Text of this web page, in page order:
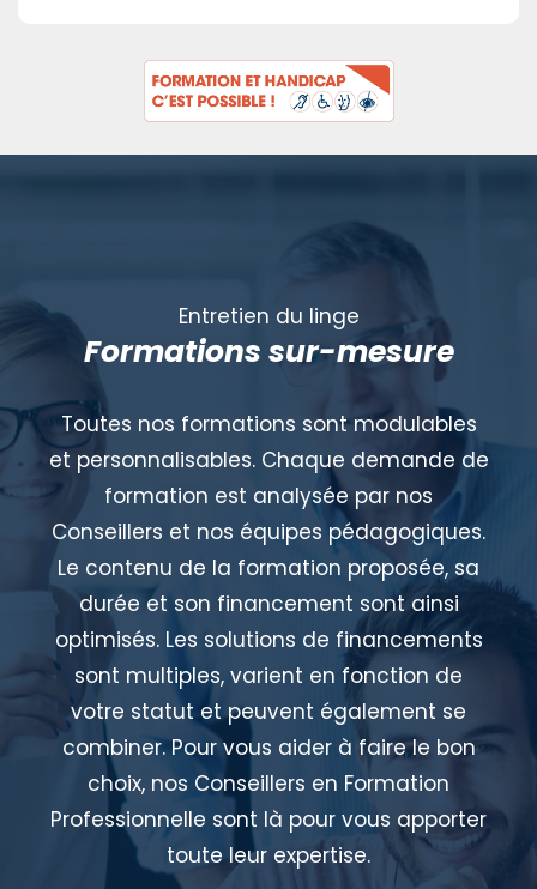
Entretien du linge
Formations sur-mesure
Toutes nos formations sont modulables
et personnalisables. Chaque demande de
formation est analysée par nos
Conseillers et nos équipes pédagogiques.
Le contenu de la formation proposée, sa
durée et son financement sont ainsi
optimisés. Les solutions de financements
sont multiples, varient en fonction de
votre statut et peuvent également se
combiner. Pour vous aider à faire le bon
choix, nos Conseillers en Formation
Professionnelle sont là pour vous apporter
toute leur expertise.